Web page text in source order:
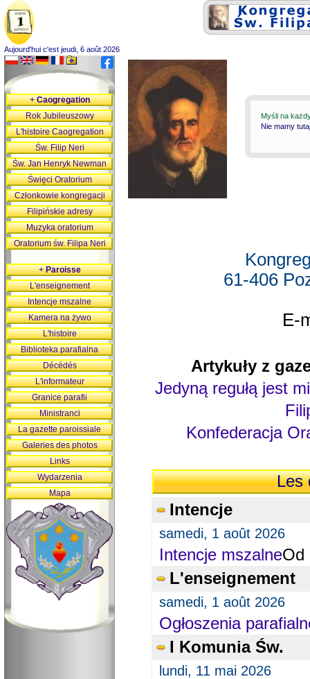
Aujourd'hui c'est jeudi, 6 août 2026
Myśli na
Nie mamy
61-406
E-
Artykuły z
Jedyną regułą jest
Konfederacja
Les
Intencje
samedi, 1 août 2026
Intencje mszalneOd
L'enseignement
samedi, 1 août 2026
Ogłoszenia
I Komunia Św.
lundi, 11 mai 2026
+Caogregation
Rok Jubileuszowy
L'histoire Caogregation
Św. Filip Neri
Św. Jan Henryk Newman
Święci Oratorium
Członkowie kongregacji
Filipińskie adresy
Muzyka oratorium
Oratorium św. Filipa Neri
+Paroisse
L'enseignement
Intencje mszalne
Kamera na żywo
L'histoire
Biblioteka parafialna
Décédés
L'informateur
Granice parafii
Ministranci
La gazette paroissiale
Galeries des photos
Links
Wydarzenia
Mapa